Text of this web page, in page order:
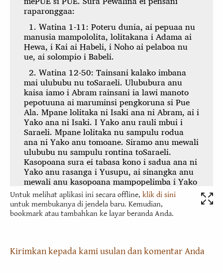
Untuk melihat aplikasi ini secara offline, klik di sini
untuk membukanya di jendela baru. Kemudian,
bookmark atau tambahkan ke layar beranda Anda.
Kirimkan kepada kami usulan dan komentar Anda